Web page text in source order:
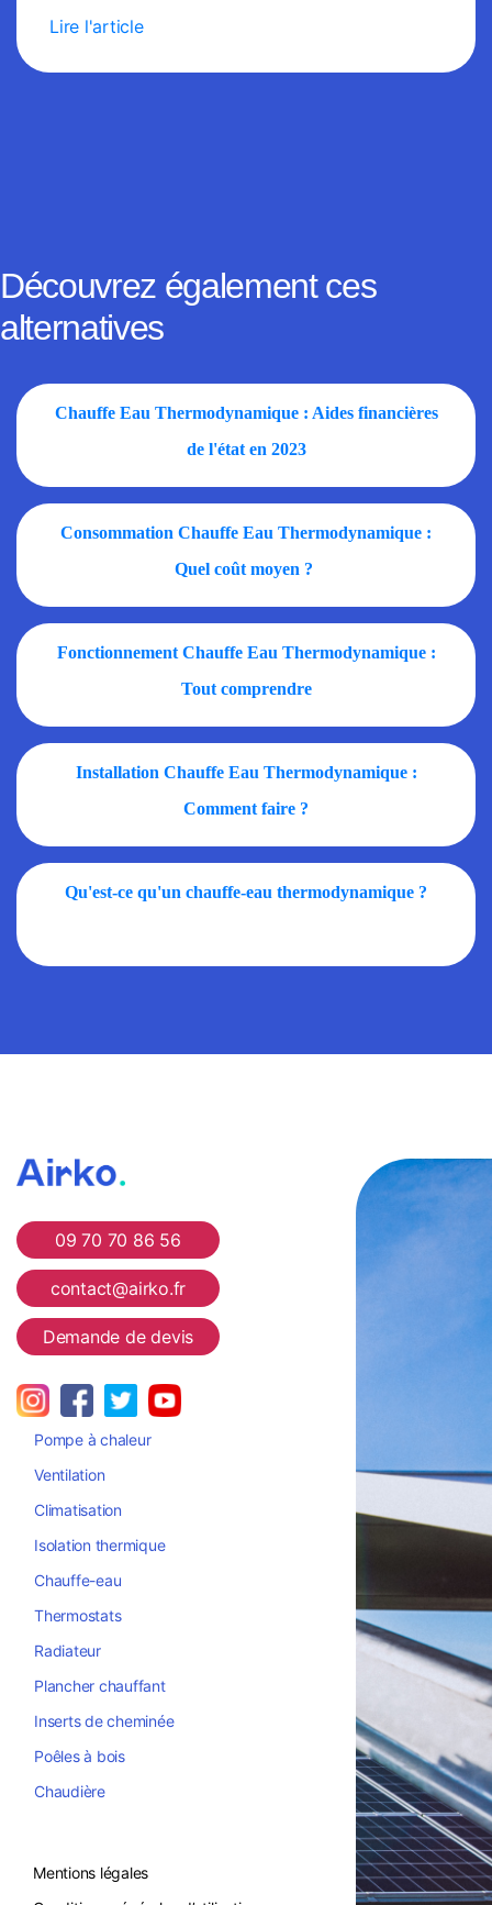
Lire l'article
Découvrez également ces
alternatives
Chauffe Eau Thermodynamique : Aides financières
de l'état en 2023
Consommation Chauffe Eau Thermodynamique :
Quel coût moyen ?
Fonctionnement Chauffe Eau Thermodynamique :
Tout comprendre
Installation Chauffe Eau Thermodynamique :
Comment faire ?
Qu'est-ce qu'un chauffe-eau thermodynamique ?
Airko09 70 70 86 56
contact@airko.fr
Demande de devis
Pompe à chaleur
Ventilation
Climatisation
Isolation thermique
Chauffe-eau
Thermostats
Radiateur
Plancher chauffant
Inserts de cheminée
Poêles à bois
Chaudière
Mentions légales